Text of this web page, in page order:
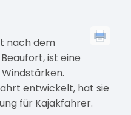
nach dem
ist eine
entwickelt, hat sie
für Kajakfahrer.